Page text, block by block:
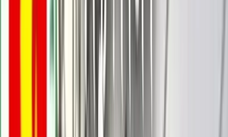
হাসিবুল ইসলাম, বরিশাল